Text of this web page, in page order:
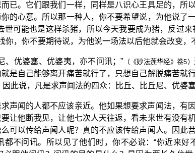
已。它们跟我们一样，同样是八识心王具足的，所
的心意。所以那一种人，你不要希望说，为他说了
世可能也是这样杀猪，所以今天我要成为猪，反过
你，你不要期待说，为他说一场法以后他就会改变，
、优婆塞、优婆夷，亦不问讯；” （《妙法莲华经》卷5）
是自己能够离开痛苦就行了，只想自己解脱痛苦就
此说，凡是求声闻法的四众：比丘、比丘尼、优婆
声闻的人都不应该亲近。他如果想要求声闻法，有
让他断我见，让他七次人天往返，看未来世有没有
可以传给声闻人呢？真的不应该传给声闻人。因此
不问讯。所以见了他们时，你不必说：“你近来好